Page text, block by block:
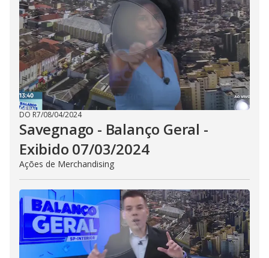
DO R7/08/04/2024
Savegnago - Balanço Geral -
Exibido 07/03/2024
Ações de Merchandising